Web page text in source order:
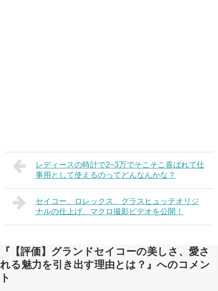
レディースの時計で2~3万でそこそこ喜ばれて仕
事用として使えるのってどんなんかな？
セイコー、ロレックス、グラスヒュッテオリジ
ナルの仕上げ、マクロ撮影ビデオを公開！
『【評価】グランドセイコーの美しさ、愛さ
れる魅力を引き出す理由とは？』へのコメン
ト